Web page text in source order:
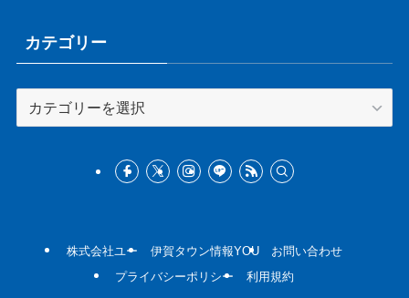
カテゴリー
テ
株式会社ユー 伊賀タウン情報YOU
お問い合わせ
プライバシーポリシー
利用規約